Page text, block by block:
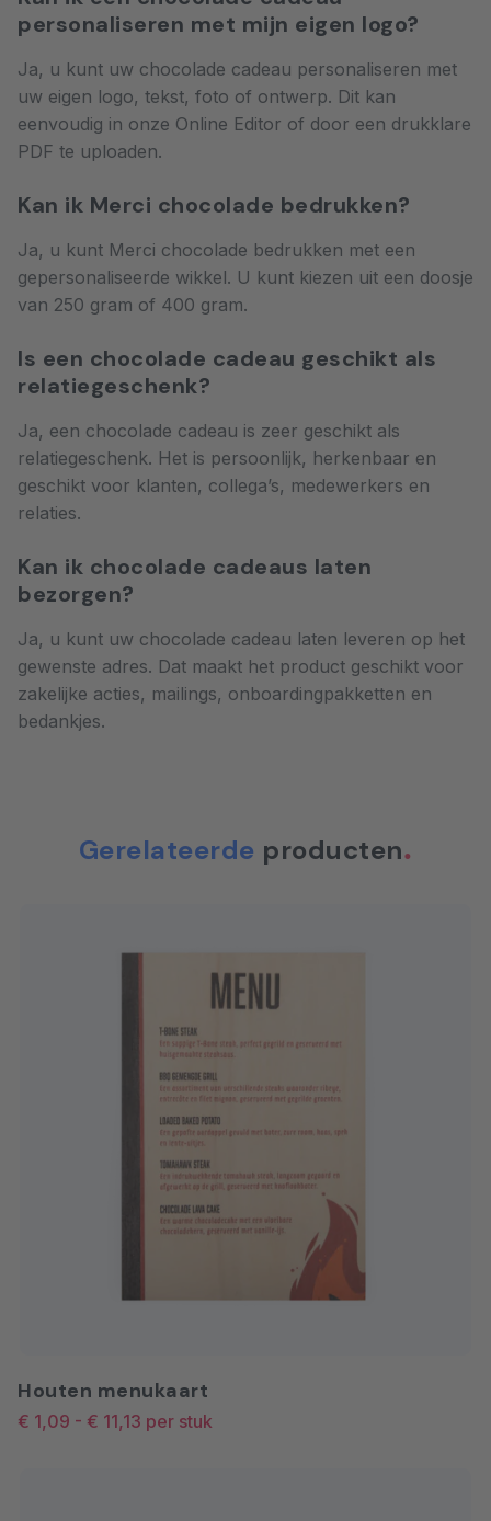
personaliseren met mijn eigen logo?
Ja, u kunt uw chocolade cadeau personaliseren met
uw eigen logo, tekst, foto of ontwerp. Dit kan
eenvoudig in onze Online Editor of door een drukklare
PDF te uploaden.
Kan ik Merci chocolade bedrukken?
Ja, u kunt Merci chocolade bedrukken met een
gepersonaliseerde wikkel. U kunt kiezen uit een doosje
van 250 gram of 400 gram.
Is een chocolade cadeau geschikt als
relatiegeschenk?
Ja, een chocolade cadeau is zeer geschikt als
relatiegeschenk. Het is persoonlijk, herkenbaar en
geschikt voor klanten, collega’s, medewerkers en
relaties.
Kan ik chocolade cadeaus laten
bezorgen?
Ja, u kunt uw chocolade cadeau laten leveren op het
gewenste adres. Dat maakt het product geschikt voor
zakelijke acties, mailings, onboardingpakketten en
bedankjes.
Gerelateerde producten
Houten menukaart
€ 1,09 - € 11,13 per stuk